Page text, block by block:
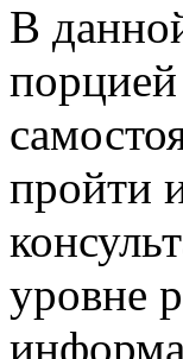
В
пройти
уровне